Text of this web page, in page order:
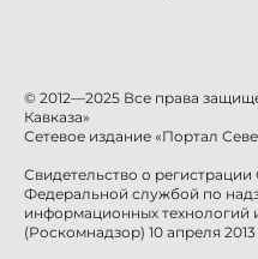
© 2012—2025 Все права
Кавказа»
Сетевое издание «Портал
Свидетельство о
Федеральной службой по
информационных технологий
(Роскомнадзор) 10 апреля 2013